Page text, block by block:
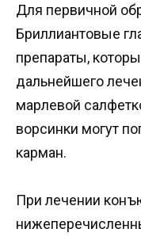
Для первичной
Бриллиантовые
препараты,
дальнейшего
марлевой
ворсинки могут
карман.
При лечении